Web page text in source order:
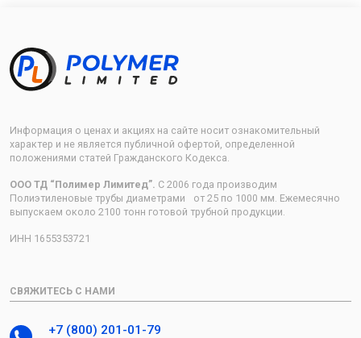
Информация о ценах и акциях на сайте носит ознакомительный
характер и не является публичной офертой, определенной
положениями статей Гражданского Кодекса.
ООО ТД “Полимер Лимитед”. С 2006 года производим
Полиэтиленовые трубы диаметрами от 25 по 1000 мм. Ежемесячно
выпускаем около 2100 тонн готовой трубной продукции.
ИНН 1655353721
СВЯЖИТЕСЬ С НАМИ
+7 (800) 201-01-79